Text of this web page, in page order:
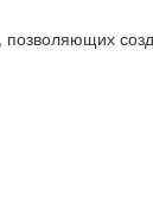
позволяющих